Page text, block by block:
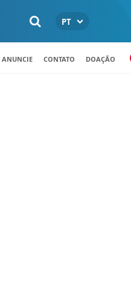
PT
ANUNCIE CONTATO DOAÇÃO